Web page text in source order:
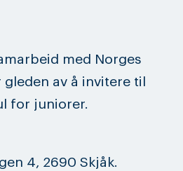
med Norges
av å invitere til
for juniorer.
4, 2690 Skjåk.